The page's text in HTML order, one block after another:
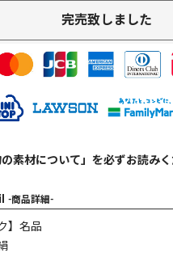
完売致しました
素材について」を必ずお読み
-商品詳細-
】名品